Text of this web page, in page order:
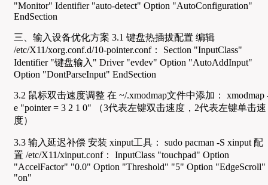
"Monitor" Identifier "auto-detect" Option "AutoConfiguration"
EndSection
三、输入设备优化方案 3.1 键盘热插拔配置 编辑
/etc/X11/xorg.conf.d/10-pointer.conf： Section "InputClass"
Identifier "键盘输入" Driver "evdev" Option "AutoAddInput"
Option "DontParseInput" EndSection
3.2 鼠标双击速度调整 在 ~/.xmodmap文件中添加： xmodmap
e "pointer = 3 2 1 0" （3代表左键双击速度，2代表左键单击速
度）
3.3 输入延迟补偿 安装 xinput工具： sudo pacman -S xinput 配
置 /etc/X11/xinput.conf： InputClass "touchpad" Option
"AccelFactor" "0.0" Option "Threshold" "5" Option "EdgeScroll"
"on"